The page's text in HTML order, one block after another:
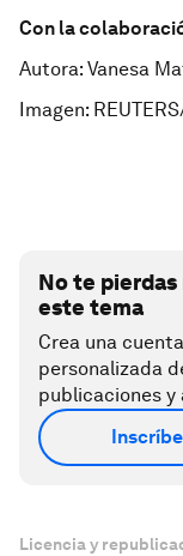
Con la
Autora: Vanesa
Imagen:
No te
este tema
Crea una
personalizada
publicaciones y
Licencia y